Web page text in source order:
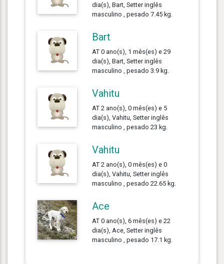
dia(s), Bart, Setter inglês
masculino , pesado 7.45 kg.
Bart
AT 0 ano(s), 1 mês(es) e 29
dia(s), Bart, Setter inglês
masculino , pesado 3.9 kg.
Vahitu
AT 2 ano(s), 0 mês(es) e 5
dia(s), Vahitu, Setter inglês
masculino , pesado 23 kg.
Vahitu
AT 2 ano(s), 0 mês(es) e 0
dia(s), Vahitu, Setter inglês
masculino , pesado 22.65 kg.
Ace
AT 0 ano(s), 6 mês(es) e 22
dia(s), Ace, Setter inglês
masculino , pesado 17.1 kg.